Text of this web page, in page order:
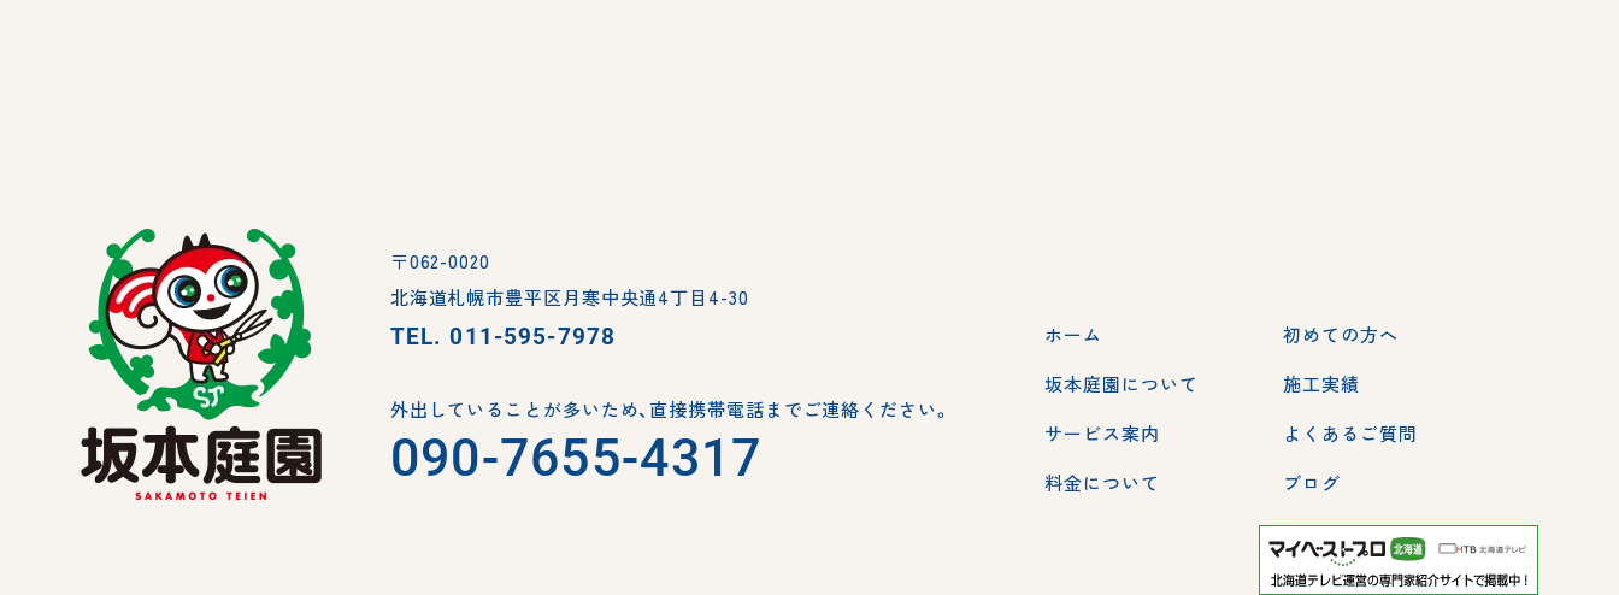
〒062-0020
北海道札幌市豊平区月寒中央通4丁目4-30
TEL.011-595-7978
外出していることが多いため、 直接携帯電話までご連絡ください。
090-7655-4317
ホーム
坂本庭園について
サービス案内
料金について
初めての方へ
施工実績
よくあるご質問
ブログ